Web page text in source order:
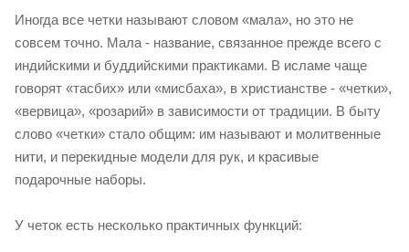
Иногда все четки называют словом «мала», но это не
совсем точно. Мала - название, связанное прежде всего с
индийскими и буддийскими практиками. В исламе чаще
говорят «тасбих» или «мисбаха», в христианстве - «четки»,
«вервица», «розарий» в зависимости от традиции. В быту
слово «четки» стало общим: им называют и молитвенные
нити, и перекидные модели для рук, и красивые
подарочные наборы.
У четок есть несколько практичных функций: